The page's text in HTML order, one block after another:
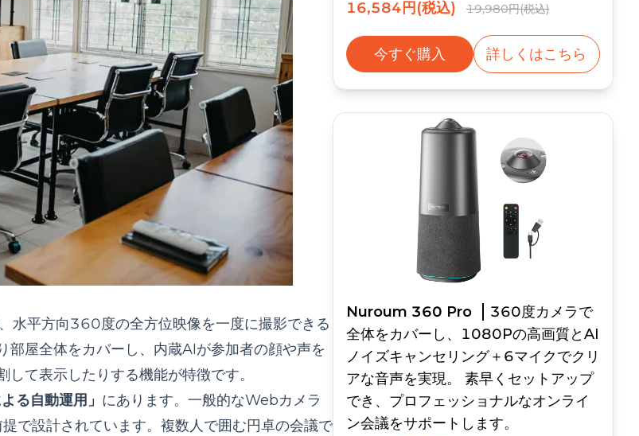
水平方向360度の全方位映像を一度に撮影できる
屋全体をカバーし、内蔵AIが参加者の顔や声を
て表示したりする機能が特徴です。
る自動運用」 にあります。一般的なWebカメラ
設計されています。複数人で囲む円卓の会議で
16,584円(税込)
19,980円(税込)
今すぐ購入 詳しくはこちら
Nuroum 360 Pro
360度カメラで
全体をカバーし、1080Pの高画質とAI
ノイズキャンセリング＋6マイクでクリ
アな音声を実現。 素早くセットアップ
でき、プロフェッショナルなオンライ
ン会議をサポートします。